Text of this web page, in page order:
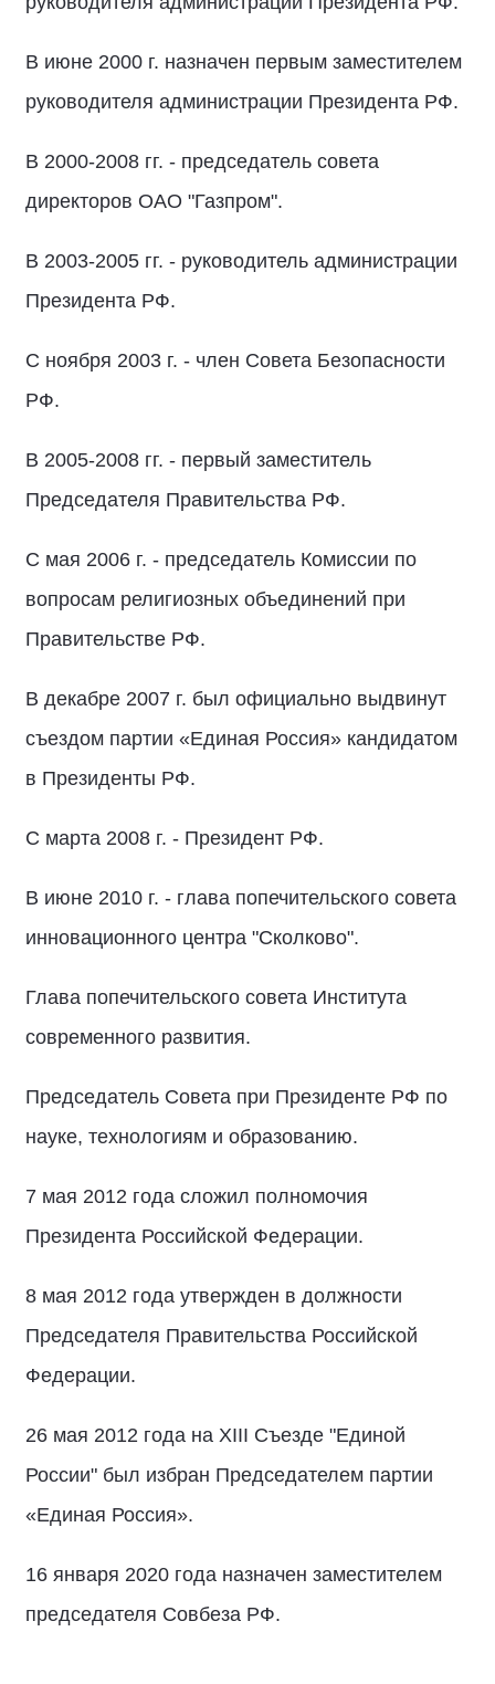
В июне 2000 г. назначен первым заместителем
руководителя администрации Президента РФ.
В 2000-2008 гг. - председатель совета
директоров ОАО "Газпром".
В 2003-2005 гг. - руководитель администрации
Президента РФ.
С ноября 2003 г. - член Совета Безопасности
РФ.
В 2005-2008 гг. - первый заместитель
Председателя Правительства РФ.
С мая 2006 г. - председатель Комиссии по
вопросам религиозных объединений при
Правительстве РФ.
В декабре 2007 г. был официально выдвинут
съездом партии «Единая Россия» кандидатом
в Президенты РФ.
С марта 2008 г. - Президент РФ.
В июне 2010 г. - глава попечительского совета
инновационного центра "Сколково".
Глава попечительского совета Института
современного развития.
Председатель Совета при Президенте РФ по
науке, технологиям и образованию.
7 мая 2012 года сложил полномочия
Президента Российской Федерации.
8 мая 2012 года утвержден в должности
Председателя Правительства Российской
Федерации.
26 мая 2012 года на XIII Съезде "Единой
России" был избран Председателем партии
«Единая Россия».
16 января 2020 года назначен заместителем
председателя Совбеза РФ.